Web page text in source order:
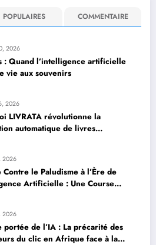
POPULAIRES COMMENTAIRE
2026
: Quand l’intelligence artificielle
vie aux souvenirs
2026
LIVRATA révolutionne la
automatique de livres
2026
Contre le Paludisme à l’Ère de
Artificielle : Une Course
2026
portée de l’IA : La précarité des
du clic en Afrique face à la